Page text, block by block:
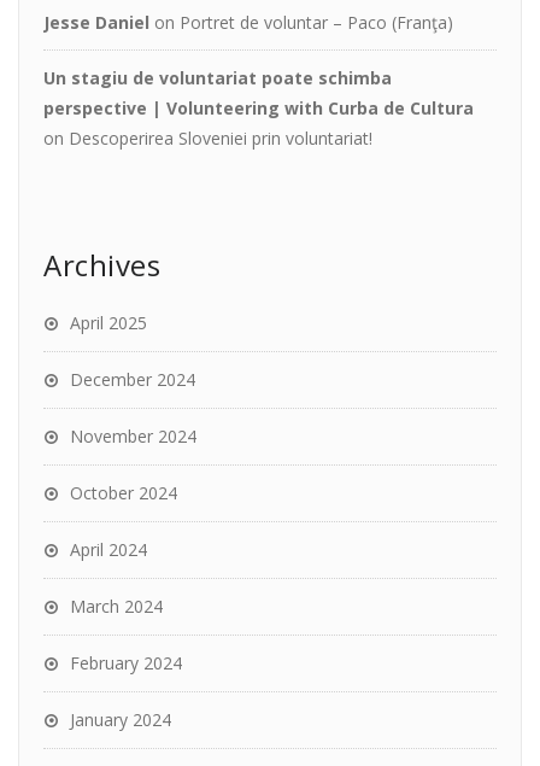
Jesse Daniel on Portret de voluntar – Paco (Franţa)
Un stagiu de voluntariat poate schimba
perspective | Volunteering with Curba de Cultura
on Descoperirea Sloveniei prin voluntariat!
Archives
April 2025
December 2024
November 2024
October 2024
April 2024
March 2024
February 2024
January 2024